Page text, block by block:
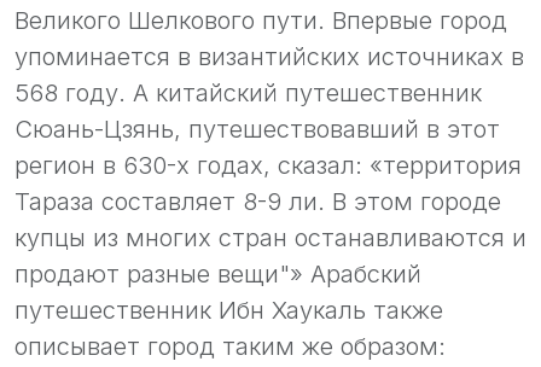
Великого Шелкового пути. Впервые город
упоминается в византийских источниках в
568 году. А китайский путешественник
Сюань-Цзянь, путешествовавший в этот
регион в 630-х годах, сказал: «территория
Тараза составляет 8-9 ли. В этом городе
купцы из многих стран останавливаются и
продают разные вещи"» Арабский
путешественник Ибн Хаукаль также
описывает город таким же образом: